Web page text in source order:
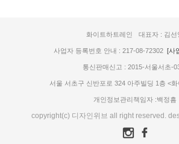
화이트하트레인 대표자 : 김선
사업자 등록번호 안내 : 217-08-72302 [사
통신판매신고 : 2015-서울서초-
서울 서초구 신반포로 324 아주빌딩 1층 <
개인정보관리책임자 :백정흠
copyright(c) 디자인위브 all right reserved.